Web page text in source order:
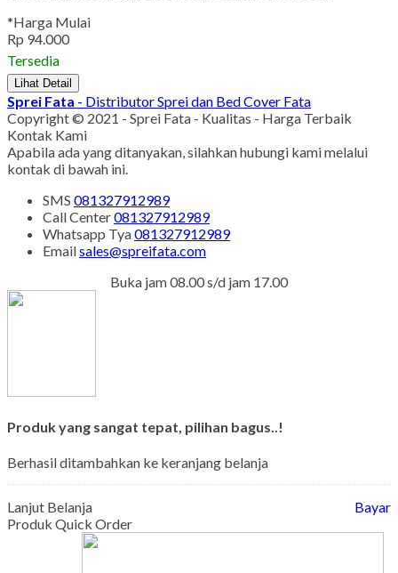
*Harga Mulai
Rp 94.000
Tersedia
Lihat Detail
Sprei Fata - Distributor Sprei dan Bed Cover Fata
Copyright © 2021 - Sprei Fata - Kualitas - Harga Terbaik
Kontak Kami
Apabila ada yang ditanyakan, silahkan hubungi kami melalui
kontak di bawah ini.
SMS 081327912989
Call Center081327912989
Whatsapp Tya081327912989
Emailsales@spreifata.com
Buka jam 08.00 s/d jam 17.00
Produk yang sangat tepat, pilihan bagus..!
Berhasil ditambahkan ke keranjang belanja
Lanjut Belanja
Bayar
Produk Quick Order